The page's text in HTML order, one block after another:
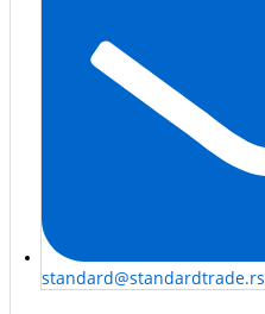
standard@standardtrade.rs